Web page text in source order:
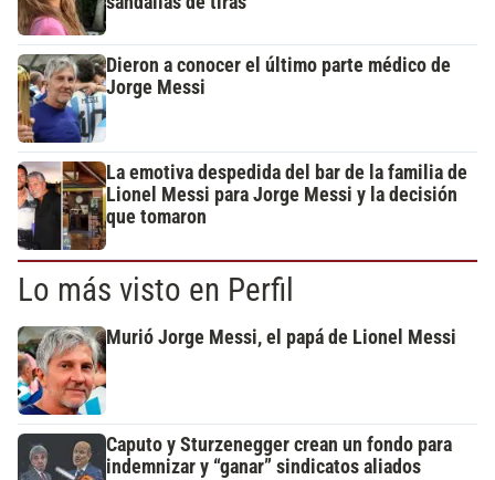
Dieron a conocer el último parte médico de
Jorge Messi
La emotiva despedida del bar de la familia de
Lionel Messi para Jorge Messi y la decisión
que tomaron
Lo más visto en Perfil
Murió Jorge Messi, el papá de Lionel Messi
Caputo y Sturzenegger crean un fondo para
indemnizar y “ganar” sindicatos aliados